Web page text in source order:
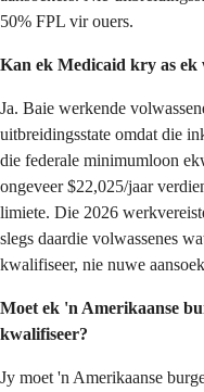
50% FPL vir ouers.
Kan ek Medicaid kry as ek
Ja. Baie werkende
uitbreidingsstate omdat die
die federale minimumloon
ongeveer $22,025/jaar
limiete. Die 2026
slegs daardie volwassenes
kwalifiseer, nie nuwe
Moet ek 'n Amerikaanse
kwalifiseer?
Jy moet 'n Amerikaanse